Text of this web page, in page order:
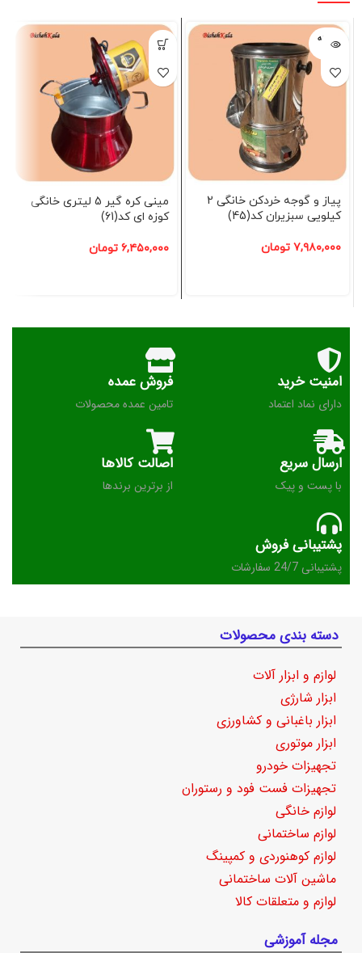
فروخته
شده
پیاز و گوجه خردکن خانگی 2
کیلویی سبزیران کد(45)
۷,۹۸۰,۰۰۰ تومان
مینی کره گیر 5 لیتری خانگی
کوزه ای کد(61)
۶,۴۵۰,۰۰۰ تومان
امنیت خرید
دارای نماد اعتماد
فروش عمده
تامین عمده محصولات
ارسال سریع
با پست و پیک
اصالت کالاها
از برترین برندها
پشتیبانی فروش
پشتیبانی 24/7 سفارشات
دسته بندی محصولات
لوازم و ابزار آلات
ابزار شارژی
ابزار باغبانی و کشاورزی
ابزار موتوری
تجهیزات خودرو
تجهیزات فست فود و رستوران
لوازم خانگی
لوازم ساختمانی
لوازم کوهنوردی و کمپینگ
ماشین آلات ساختمانی
لوازم و متعلقات کالا
مجله آموزشی